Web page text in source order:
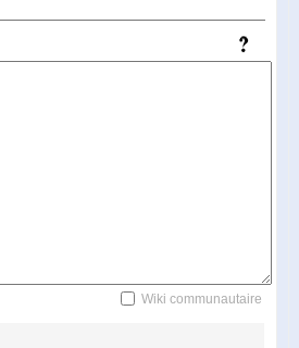
Wiki communautaire